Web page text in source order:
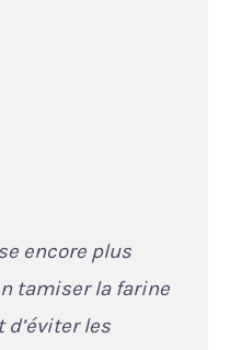
encore plus
tamiser la farine
d’éviter les